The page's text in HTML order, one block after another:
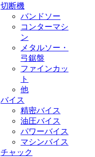
切断機
バンドソー
コンターマシ
ン
メタルソー・
弓鋸盤
ファインカッ
ト
他
バイス
精密バイス
油圧バイス
パワーバイス
マシンバイス
チャック